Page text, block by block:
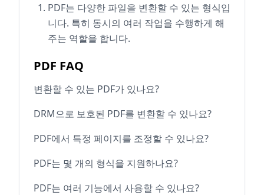
PDF는 다양한 파일을 변환할 수 있는 형식입
니다. 특히 동시의 여러 작업을 수행하게 해
주는 역할을 합니다.
PDF FAQ
변환할 수 있는 PDF가 있나요?
DRM으로 보호된 PDF를 변환할 수 있나요?
PDF에서 특정 페이지를 조정할 수 있나요?
PDF는 몇 개의 형식을 지원하나요?
PDF는 여러 기능에서 사용할 수 있나요?